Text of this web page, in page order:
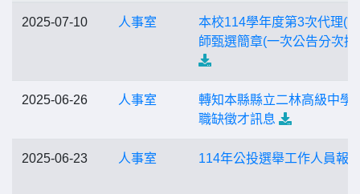
2025-07-10 人事室
本校114學年度第3次代理(
師甄選簡章(一次公告分次招
2025-06-26 人事室
轉知本縣縣立二林高級中學
職缺徵才訊息
2025-06-23 人事室 114年公投選舉工作人員報